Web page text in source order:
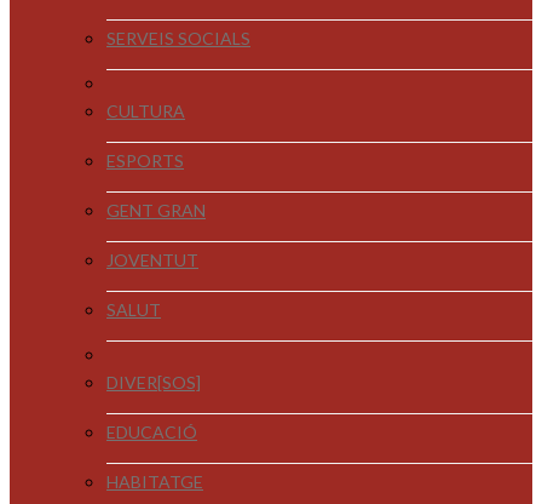
SERVEIS SOCIALS
CULTURA
ESPORTS
GENT GRAN
JOVENTUT
SALUT
DIVER[SOS]
EDUCACIÓ
HABITATGE